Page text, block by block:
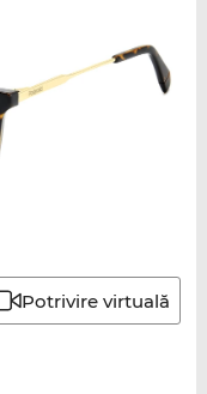
Potrivire virtuală